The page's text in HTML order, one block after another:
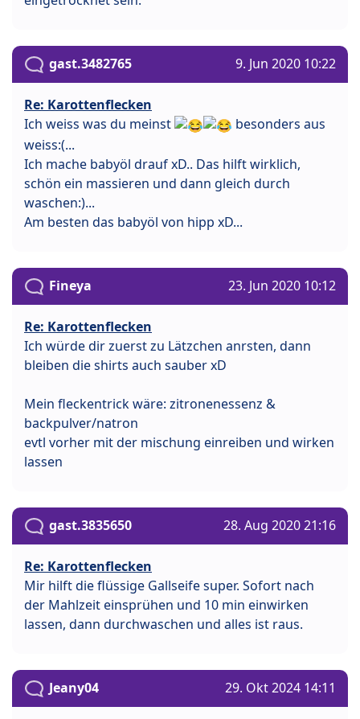
gast.3482765 9. Jun 2020 10:22
Re: Karottenflecken
Ich weiss was du meinst
besonders aus
weiss:(...
Ich mache babyöl drauf xD.. Das hilft wirklich,
schön ein massieren und dann gleich durch
waschen:)...
Am besten das babyöl von hipp xD...
Fineya 23. Jun 2020 10:12
Re: Karottenflecken
Ich würde dir zuerst zu Lätzchen anrsten, dann
bleiben die shirts auch sauber xD
Mein fleckentrick wäre: zitronenessenz &
backpulver/natron
evtl vorher mit der mischung einreiben und wirken
lassen
gast.3835650 28. Aug 2020 21:16
Re: Karottenflecken
Mir hilft die flüssige Gallseife super. Sofort nach
der Mahlzeit einsprühen und 10 min einwirken
lassen, dann durchwaschen und alles ist raus.
Jeany04 29. Okt 2024 14:11